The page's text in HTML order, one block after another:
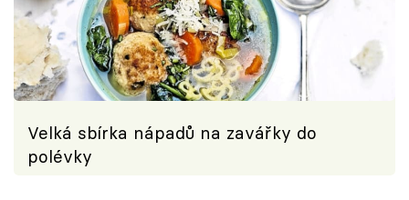
Velká sbírka nápadů na zavářky do
polévky